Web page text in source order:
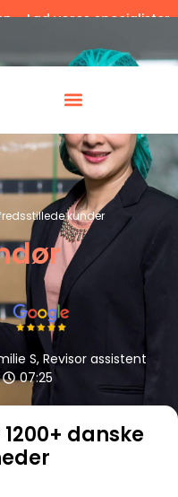
– Lad vores specialister
kunder
S, Revisor assistent
07:25
danske